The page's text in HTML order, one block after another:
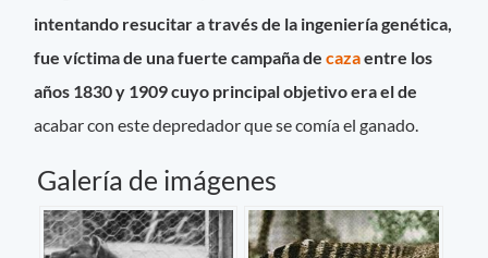
intentando resucitar a través de la ingeniería genética,
fue víctima de una fuerte campaña decazaentre los
años 1830 y 1909 cuyo principal objetivo era el de
acabar con este depredador que se comía el ganado.
Galería de imágenes